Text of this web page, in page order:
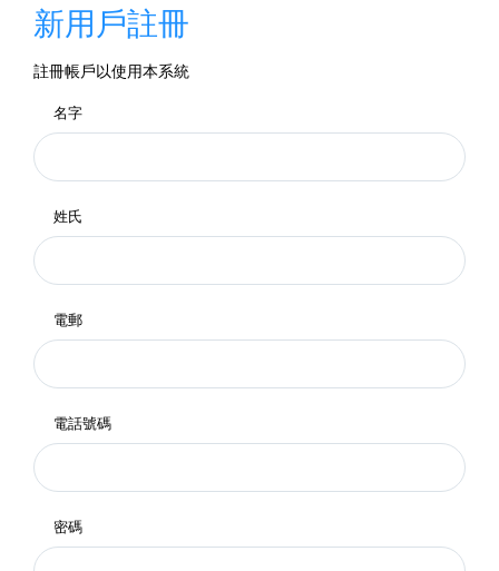
新用戶註冊
註冊帳戶以使用本系統
名字
姓氏
電郵
電話號碼
密碼